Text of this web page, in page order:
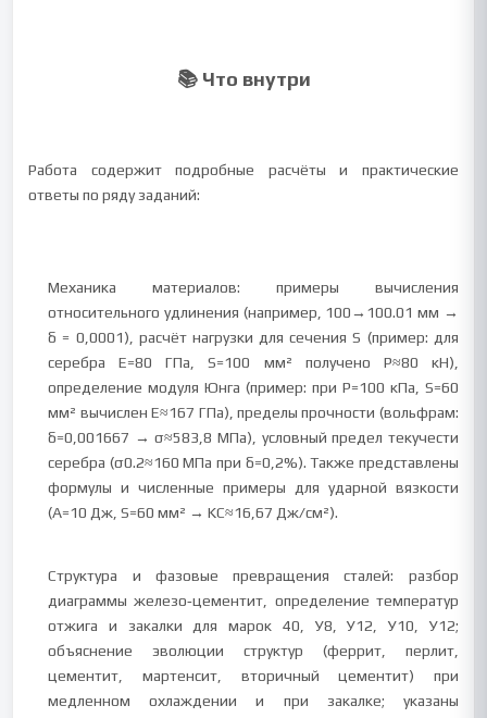
📚 Что внутри
Работа содержит подробные расчёты и практические
ответы по ряду заданий:
Механика материалов: примеры вычисления
относительного удлинения (например, 100→100.01 мм →
δ = 0,0001), расчёт нагрузки для сечения S (пример: для
серебра E=80 ГПа, S=100 мм² получено P≈80 кН),
определение модуля Юнга (пример: при P=100 кПа, S=60
мм² вычислен E≈167 ГПа), пределы прочности (вольфрам:
δ=0,001667 → σ≈583,8 МПа), условный предел текучести
серебра (σ0.2≈160 МПа при δ=0,2%). Также представлены
формулы и численные примеры для ударной вязкости
(A=10 Дж, S=60 мм² → KС≈16,67 Дж/см²).
Структура и фазовые превращения сталей: разбор
диаграммы железо‑цементит, определение температур
отжига и закалки для марок 40, У8, У12, У10, У12;
объяснение эволюции структур (феррит, перлит,
цементит, мартенсит, вторичный цементит) при
медленном охлаждении и при закалке; указаны